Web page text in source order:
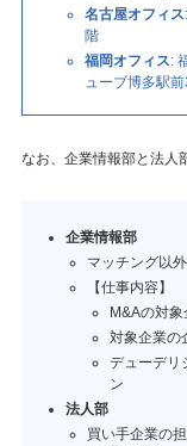
名古屋オフィス
階
福岡オフィス:
ューブ博多駅
なお、企業情報部と法人
企業情報部
マッチング以
【仕事内容】
M&Aの対
対象企業の
デューデリ
ン
法人部
買い手企業の